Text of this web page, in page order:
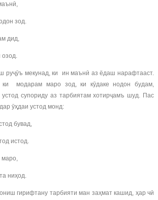
зод.
дид,
озод.
руҷӯъ мекунад, ки ин маънӣ аз ёдаш нарафтааст.
ки модарам маро зод, ки кӯдаке нодон будам,
супориду аз тарбиятам хотирҷамъ шуд. Пас
ӯҳдаи устод монд:
бувад,
истод.
маро,
ниҳод.
гирифтану тарбияти ман заҳмат кашид, ҳар чӣ